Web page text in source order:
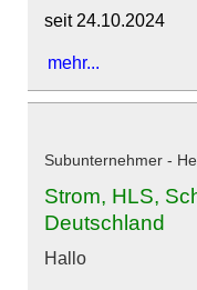
seit 24.10.2024
mehr...
Subunternehmer -
Strom, HLS,
Deutschland
Hallo